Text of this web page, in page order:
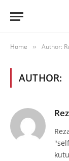
Home » Author:
AUTHOR: